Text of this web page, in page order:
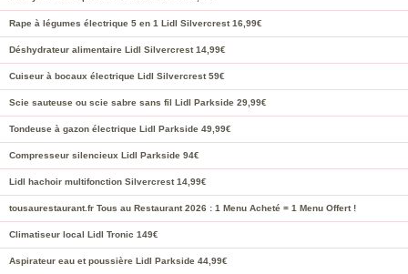
Rape à légumes électrique 5 en 1 Lidl Silvercrest 16,99€
Déshydrateur alimentaire Lidl Silvercrest 14,99€
Cuiseur à bocaux électrique Lidl Silvercrest 59€
Scie sauteuse ou scie sabre sans fil Lidl Parkside 29,99€
Tondeuse à gazon électrique Lidl Parkside 49,99€
Compresseur silencieux Lidl Parkside 94€
Lidl hachoir multifonction Silvercrest 14,99€
tousaurestaurant.fr Tous au Restaurant 2026 : 1 Menu Acheté = 1 Menu Offert !
Climatiseur local Lidl Tronic 149€
Aspirateur eau et poussière Lidl Parkside 44,99€